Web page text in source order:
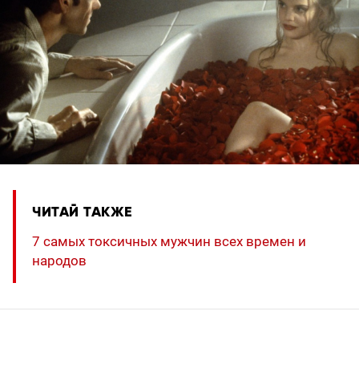
ЧИТАЙ ТАКЖЕ
7 самых токсичных мужчин всех времен и
народов